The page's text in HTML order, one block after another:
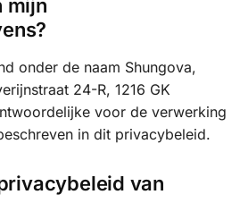
mijn
onder de naam Shungova,
24-R, 1216 GK
voor de verwerking
in dit privacybeleid.
van